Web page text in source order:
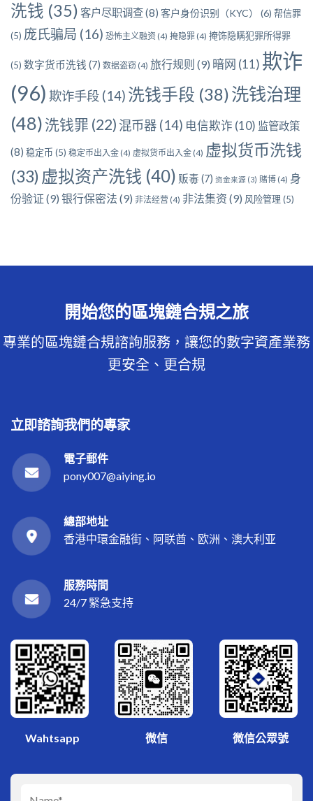
洗钱 (35) 客户尽职调查(8) 客户身份识别（KYC） (6) 帮信罪
(5) 庞氏骗局 (16) 恐怖主义融资 (4) 掩隐罪 (4) 掩饰隐瞒犯罪所得罪
(5) 数字货币洗钱 (7) 数据盗窃 (4) 旅行规则 (9) 暗网 (11) 欺诈
(96) 欺诈手段 (14) 洗钱手段 (38)洗钱治理
(48) 洗钱罪 (22) 混币器 (14) 电信欺诈 (10) 监管政策
(8) 稳定币 (5) 稳定币出入金 (4) 虚拟货币出入金 (4) 虚拟货币洗钱
(33) 虚拟资产洗钱 (40) 贩毒 (7) 资金来源 (3) 赌博 (4) 身
份验证 (9) 银行保密法 (9) 非法经营 (4) 非法集资 (9) 风险管理(5)
開始您的區塊鏈合規之旅
專業的區塊鏈合規諮詢服務，讓您的數字資產業務
更安全、更合規
立即諮詢我們的專家
電子郵件
pony007@aiying.io
總部地址
香港中環金融街、阿联酋、欧洲、澳大利亚
服務時間
24/7 緊急支持
Wahtsapp 微信 微信公眾號